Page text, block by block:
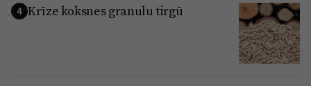
4 Krīze koksnes granulu tirgū